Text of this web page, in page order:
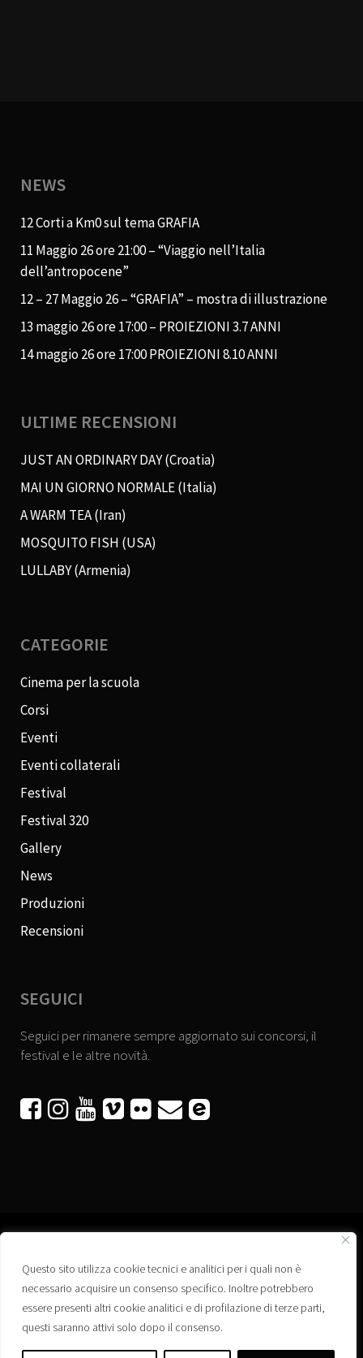
Questo sito utilizza cookie tecnici e analitici per i quali non è
necessario acquisire un consenso specifico. Inoltre potrebbero
essere presenti altri cookie analitici e di profilazione di terze parti,
questi saranno attivi solo dopo il consenso.
NEWS
12 Corti a Km0 sul tema GRAFIA
11 Maggio 26 ore 21:00 – “Viaggio nell’Italia
dell’antropocene”
12 – 27 Maggio 26 – “GRAFIA” – mostra di illustrazione
13 maggio 26 ore 17:00 – PROIEZIONI 3.7 ANNI
14 maggio 26 ore 17:00 PROIEZIONI 8.10 ANNI
ULTIME RECENSIONI
JUST AN ORDINARY DAY (Croatia)
MAI UN GIORNO NORMALE (Italia)
A WARM TEA (Iran)
MOSQUITO FISH (USA)
LULLABY (Armenia)
CATEGORIE
Cinema per la scuola
Corsi
Eventi
Eventi collaterali
Festival
Festival 320
Gallery
News
Produzioni
Recensioni
SEGUICI
Seguici per rimanere sempre aggiornato sui concorsi, il
festival e le altre novità.
     
Associazione “Corti a Ponte” APS
Via Wagner, 42 - 35020 Ponte San Nicolò (PD)
C.F. 92223660280
Privacy policy